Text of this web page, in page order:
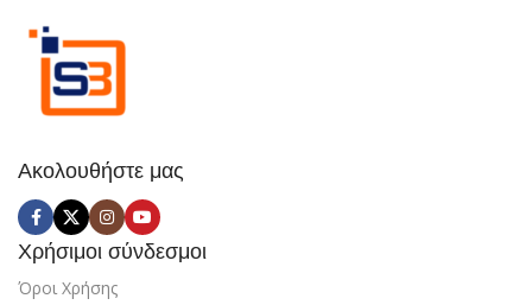
Ακολουθήστε μας
Χρήσιμοι σύνδεσμοι
Όροι Χρήσης